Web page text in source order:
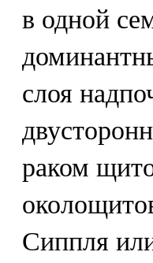
в одной
слоя
раком
Сиппля